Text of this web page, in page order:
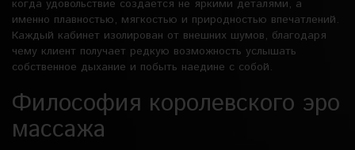
когда удовольствие создается не яркими деталями, а
именно плавностью, мягкостью и природностью впечатлений.
Каждый кабинет изолирован от внешних шумов, благодаря
чему клиент получает редкую возможность услышать
собственное дыхание и побыть наедине с собой.
Философия королевского эро
массажа